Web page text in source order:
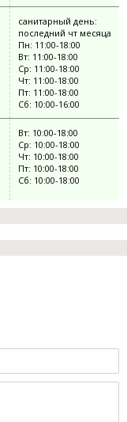
санитарный день:
последний чт месяца
Пн: 11:00-18:00
Вт: 11:00-18:00
Ср: 11:00-18:00
Чт: 11:00-18:00
Пт: 11:00-18:00
Сб: 10:00-16:00
Вт: 10:00-18:00
Ср: 10:00-18:00
Чт: 10:00-18:00
Пт: 10:00-18:00
Сб: 10:00-18:00